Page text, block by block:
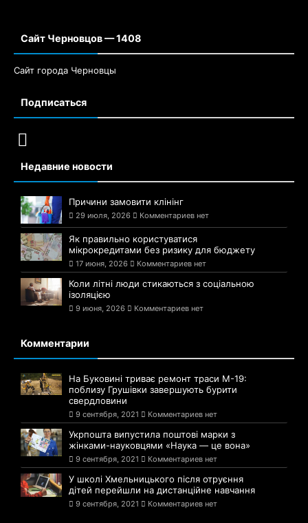
Сайт Черновцов — 1408
Сайт города Черновцы
Подписаться
Недавние новости
Причини замовити клінінг
29 июля, 2026 Комментариев нет
Як правильно користуватися
мікрокредитами без ризику для бюджету
17 июня, 2026 Комментариев нет
Коли літні люди стикаються з соціальною
ізоляцією
9 июня, 2026 Комментариев нет
Комментарии
На Буковині триває ремонт траси М-19:
поблизу Грушівки завершують бурити
свердловини
9 сентября, 2021 Комментариев нет
Укрпошта випустила поштові марки з
жінками-науковцями «Наука — це вона»
9 сентября, 2021 Комментариев нет
У школі Хмельницького після отруєння
дітей перейшли на дистанційне навчання
9 сентября, 2021 Комментариев нет